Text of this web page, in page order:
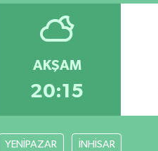
AKŞAM
20:15
YENİPAZAR İNHİSAR